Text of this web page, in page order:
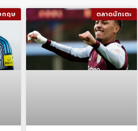
กฤษ ตลาดนักเตะ